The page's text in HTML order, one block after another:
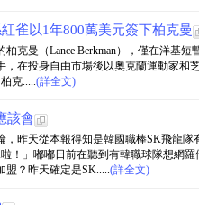
雀以1年800萬美元簽下柏克曼
克曼（Lance Berkman），僅在洋基
，在投身自由市場後以奧克蘭運動家和
克.....(詳全文)
該會
，昨天從本報得知是韓國職棒SK飛龍
！」嘟嘟日前在聽到有韓職球隊想網
盟？昨天確定是SK.....(詳全文)